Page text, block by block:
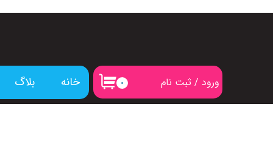
۰ ورود / ثبت نام
حساب کاربری من
خانه بلاگ